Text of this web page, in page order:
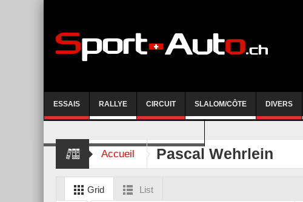
ESSAIS RALLYE CIRCUIT SLALOM/CÔTE DIVERS
Accueil Pascal Wehrlein
Grid List